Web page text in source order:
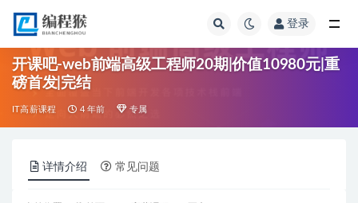
登录
开课吧-web前端高级工程师20期|价值10980元|重
磅首发|完结
IT高薪课程 4 年前 专属
详情介绍 常见问题